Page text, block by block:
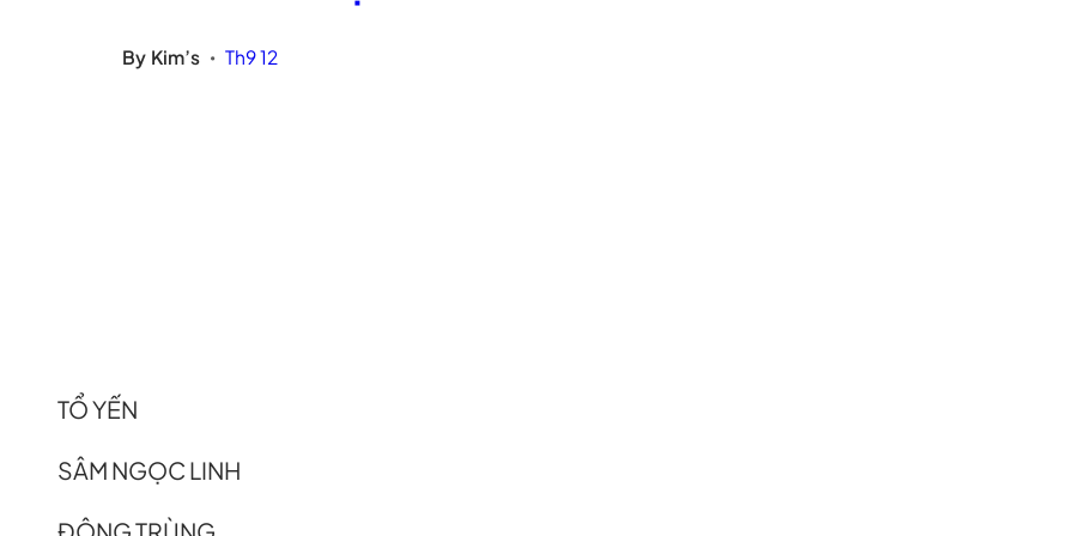
By Kim’s • Th9 12
TỔ YẾN
SÂM NGỌC LINH